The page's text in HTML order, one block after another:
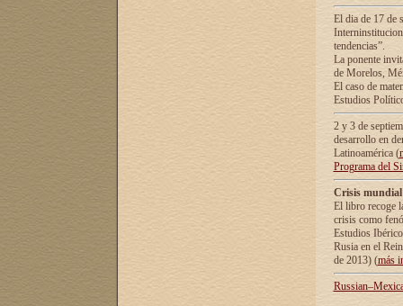
El dia de 17 de
tendencias”.
La ponente
de Morelos,
El caso de
Estudios
2 y 3 de
desarrollo en
Latinoamérica (
Programa del
Crisis
El libro recoge
crisis como
Estudios
Rusia en el
de 2013) (más